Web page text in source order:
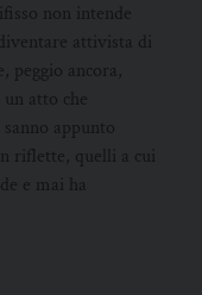
non intende
attivista di
peggio ancora,
atto che
appunto
riflette, quelli a cui
e mai ha